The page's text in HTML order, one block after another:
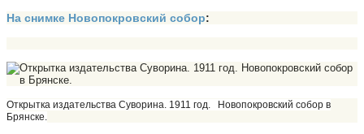
На снимке Новопокровский собор:
Открытка издательства Суворина. 1911 год.
Новопокровский собор в
Брянске.